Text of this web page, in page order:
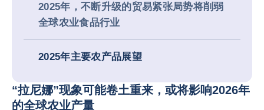
2025年，不断升级的贸易紧张局势将削弱
全球农业食品行业
2025年主要农产品展望
“拉尼娜”现象可能卷土重来，或将影响2026年
的全球农业产量